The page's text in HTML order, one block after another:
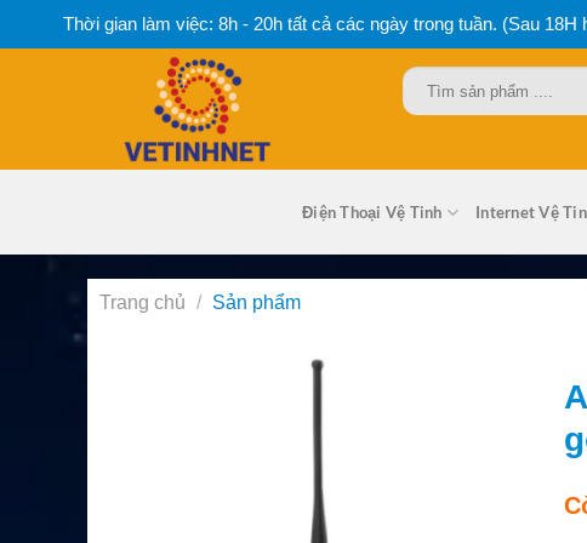
Thời gian làm việc: 8h - 20h tất cả các ngày trong tuần. (Sau
Tìm
kiếm:
Điện Thoại Vệ Tinh Internet Vệ
Trang chủ / Sản phẩm